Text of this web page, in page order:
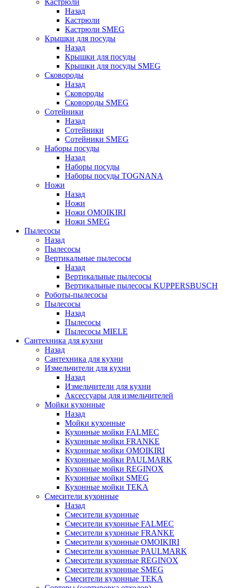
Кастрюли
Назад
Кастрюли
Кастрюли SMEG
Крышки для посуды
Назад
Крышки для посуды
Крышки для посуды SMEG
Сковороды
Назад
Сковороды
Сковороды SMEG
Сотейники
Назад
Сотейники
Сотейники SMEG
Наборы посуды
Назад
Наборы посуды
Наборы посуды TOGNANA
Ножи
Назад
Ножи
Ножи OMOIKIRI
Ножи SMEG
Пылесосы
Назад
Пылесосы
Вертикальные пылесосы
Назад
Вертикальные пылесосы
Вертикальные пылесосы KUPPERSBUSCH
Роботы-пылесосы
Пылесосы
Назад
Пылесосы
Пылесосы MIELE
Сантехника для кухни
Назад
Сантехника для кухни
Измельчители для кухни
Назад
Измельчители для кухни
Аксессуары для измельчителей
Мойки кухонные
Назад
Мойки кухонные
Кухонные мойки FALMEC
Кухонные мойки FRANKE
Кухонные мойки OMOIKIRI
Кухонные мойки PAULMARK
Кухонные мойки REGINOX
Кухонные мойки SMEG
Кухонные мойки TEKA
Смесители кухонные
Назад
Смесители кухонные
Смесители кухонные FALMEC
Смесители кухонные FRANKE
Смесители кухонные OMOIKIRI
Смесители кухонные PAULMARK
Смесители кухонные REGINOX
Смесители кухонные SMEG
Смесители кухонные TEKA